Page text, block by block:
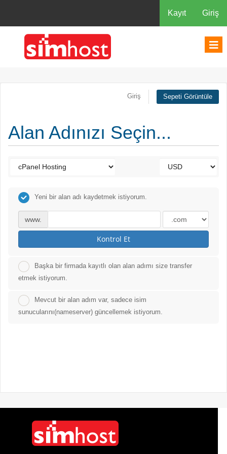
Giriş
Kayıt
Giriş Sepeti Görüntüle
Alan Adınızı Seçin...
Yeni bir alan adı kaydetmek istiyorum.
www.
Kontrol Et
Başka bir firmada kayıtlı olan alan adımı size transfer
etmek istiyorum.
Mevcut bir alan adım var, sadece isim
sunucularını(nameserver) güncellemek istiyorum.